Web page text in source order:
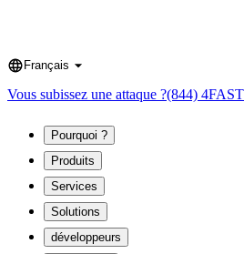
Language
Français
Vous subissez une attaque ?(844)
Pourquoi ?
Produits
Services
Solutions
développeurs